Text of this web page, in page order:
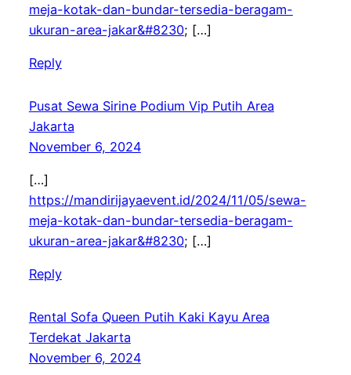
meja-kotak-dan-bundar-tersedia-beragam-
ukuran-area-jakar&#8230; […]
Reply
Pusat Sewa Sirine Podium Vip Putih Area
Jakarta
November 6, 2024
[…]
https://mandirijayaevent.id/2024/11/05/sewa-
meja-kotak-dan-bundar-tersedia-beragam-
ukuran-area-jakar&#8230; […]
Reply
Rental Sofa Queen Putih Kaki Kayu Area
Terdekat Jakarta
November 6, 2024